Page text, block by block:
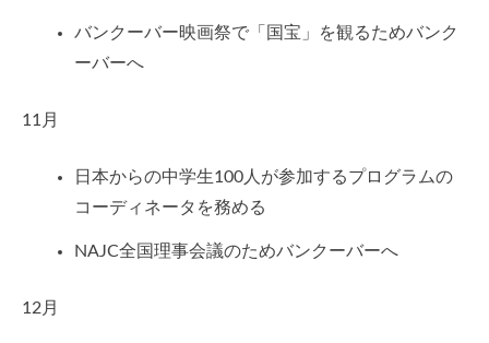
バンクーバー映画祭で「国宝」を観るためバンク
ーバーへ
11月
日本からの中学生100人が参加するプログラムの
コーディネータを務める
NAJC全国理事会議のためバンクーバーへ
12月